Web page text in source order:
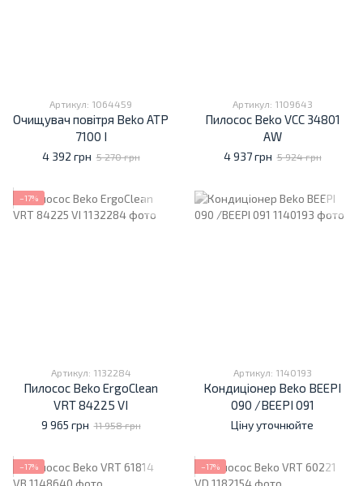
Артикул: 1064459
Очищувач повітря Beko ATP
7100 I
4 392 грн 5 270 грн
Артикул: 1109643
Пилосос Beko VCC 34801
AW
4 937 грн 5 924 грн
−17%
Артикул: 1132284
Пилосос Beko ErgoClean
VRT 84225 VI
9 965 грн 11 958 грн
Артикул: 1140193
Кондиціонер Beko BEEPI
090 /BEEPI 091
Ціну уточнюйте
−17% −17%